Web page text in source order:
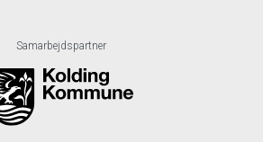
Samarbejdspartner